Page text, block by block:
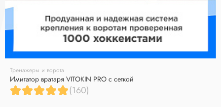
Тренажеры и ворота
Имитатор вратаря VITOKIN PRO с сеткой
(160)